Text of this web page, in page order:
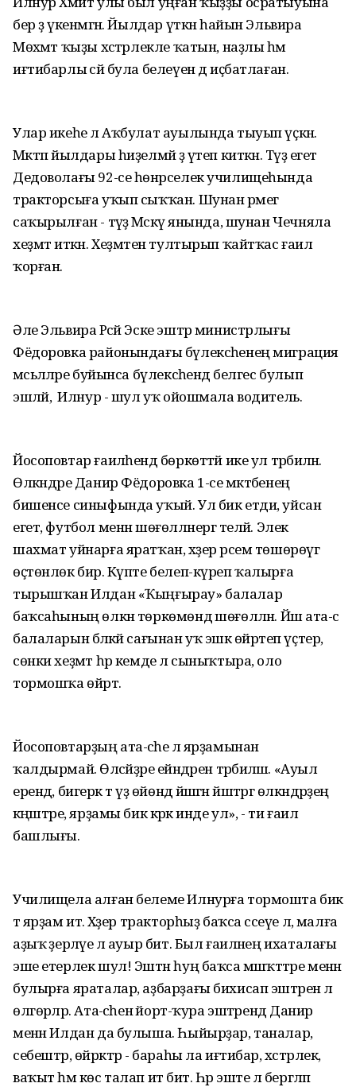
бер ҙә үкенмәгән. Йылдар үткән һайын Эльвира
Мөхәмәт ҡыҙы хәстәрлекле ҡатын, наҙлы һәм
иғтибарлы әсәй була белеүен дә иҫбатлаған.
Улар икеһе лә Аҡбулат ауылында тыуып үҫкән.
Мәктәп йылдары һиҙелмәй ҙә үтеп киткән. Тәүҙә егет
Дедоволағы 92-се һөнәрселек училищеһында
тракторсыға уҡып сыҡҡан. Шунан әрмегә
саҡырылған - тәүҙә Мәскәү янында, шунан Чечняла
хеҙмәт иткән. Хеҙмәтен тултырып ҡайтҡас ғаилә
ҡорған.
Әле Эльвира Рәсәй Эске эштәр министрлығы
Фёдоровка районындағы бүлексәһенең миграция
мәсьәләләре буйынса бүлексәһендә белгес булып
эшләй, ә Илнур - шул уҡ ойошмала водитель.
Йосоповтар ғаиләһендә бөркөттәй ике ул тәрбиәләнә.
Өлкәндәре Данир Фёдоровка 1-се мәктәбенең
бишенсе синыфында уҡый. Ул бик етди, уйсан
егет, футбол менән шөғөлләнергә теләй. Элек
шахмат уйнарға яратҡан, хәҙер рәсем төшөрөүгә
өҫтөнлөк бирә. Күпте белеп-күреп ҡалырға
тырышҡан Илдан «Ҡыңғырау» балалар
баҡсаһының өлкән төркөмөндә шөғөлләнә. Йәш ата-әсә
балаларын бәләкәй сағынан уҡ эшкә өйрәтеп үҫтерә,
сөнки хеҙмәт һәр кемде лә сыныҡтыра, оло
тормошҡа өйрәтә.
Йосоповтарҙың ата-әсәһе лә ярҙамынан
ҡалдырмай. Өләсәйҙәре ейәндәрен тәрбиәләшә. «Ауыл
ерендә, бигерәк тә үҙ өйөндә йәшәгән йәштәргә өлкәндәрҙең
кәңәштәре, ярҙамы бик кәрәк инде ул», - ти ғаилә
башлығы.
Училищела алған белеме Илнурға тормошта бик
тә ярҙам итә. Хәҙер тракторһыҙ баҡса сәсеүе лә, малға
аҙыҡ әҙерләүе лә ауыр бит. Был ғаиләнең ихаталағы
эше етерлек шул! Эштән һуң баҡса мәшәҡәттәре менән
булырға яраталар, аҙбарҙағы бихисап эштәренә лә
өлгөрәләр. Ата-әсәһенә йорт-ҡура эштәрендә Данир
менән Илдан да булыша. Һыйырҙар, таналар,
себештәр, өйрәктәр - бараһы ла иғтибар, хәстәрлек,
ваҡыт һәм көс талап итә бит. Һәр эште лә бергәләп